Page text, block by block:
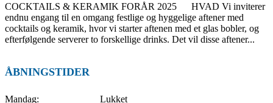
COCKTAILS & KERAMIK FORÅR 2025 HVAD Vi inviterer
endnu engang til en omgang festlige og hyggelige aftener med
cocktails og keramik, hvor vi starter aftenen med et glas bobler, og
efterfølgende serverer to forskellige drinks. Det vil disse aftener...
ÅBNINGSTIDER
Mandag: Lukket